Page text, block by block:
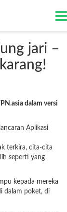
jari –
dalam versi
Aplikasi
terkira, cita-cita
seperti yang
kepada mereka
dalam poket, di